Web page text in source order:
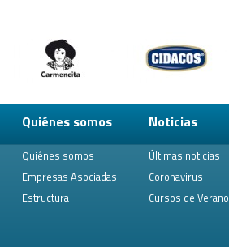
Quiénes somos
Quiénes somos
Empresas Asociadas
Estructura
Noticias
Últimas noticias
Coronavirus
Cursos de Verano